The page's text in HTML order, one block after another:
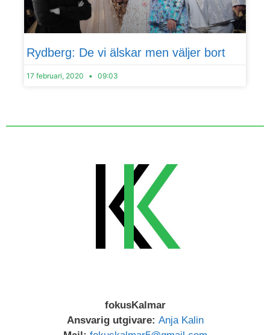
Rydberg: De vi älskar men väljer bort
17 februari, 2020 09:03
fokusKalmar
Ansvarig utgivare: Anja Kalin